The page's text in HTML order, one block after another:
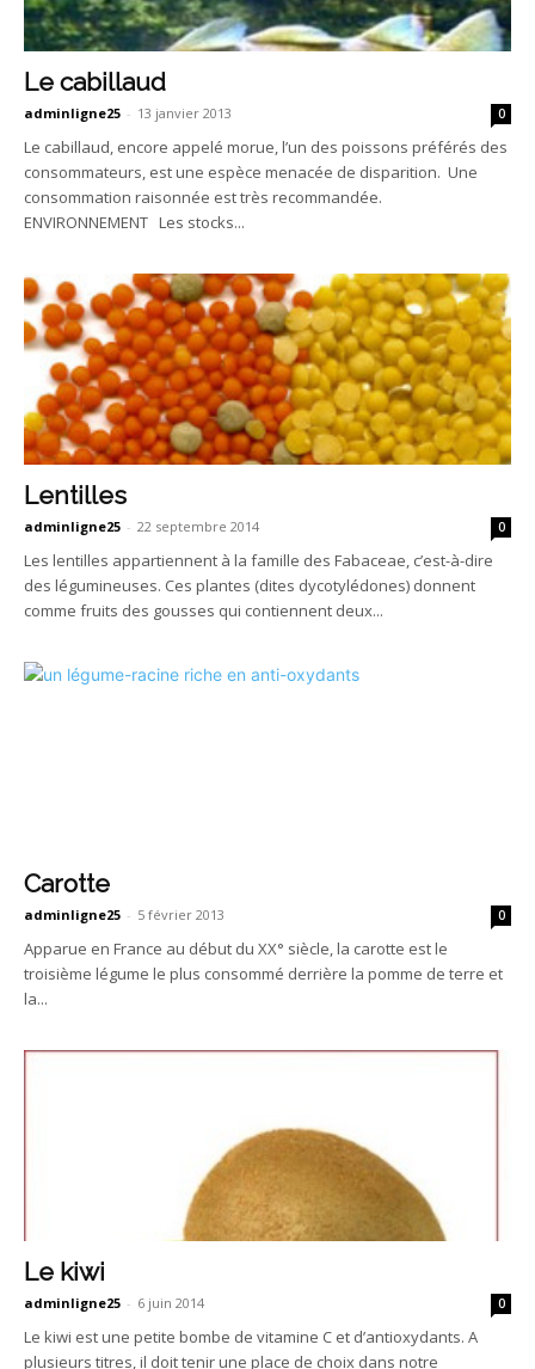
Le cabillaud
adminligne25 - 13 janvier 2013 0
Le cabillaud, encore appelé morue, l’un des poissons préférés des
consommateurs, est une espèce menacée de disparition. Une
consommation raisonnée est très recommandée.
ENVIRONNEMENT Les stocks...
Lentilles
adminligne25 - 22 septembre 2014 0
Les lentilles appartiennent à la famille des Fabaceae, c’est-à-dire
des légumineuses. Ces plantes (dites dycotylédones) donnent
comme fruits des gousses qui contiennent deux...
Carotte
adminligne25 - 5 février 2013 0
Apparue en France au début du XX° siècle, la carotte est le
troisième légume le plus consommé derrière la pomme de terre et
la...
Le kiwi
adminligne25 - 6 juin 2014 0
Le kiwi est une petite bombe de vitamine C et d’antioxydants. A
plusieurs titres, il doit tenir une place de choix dans notre